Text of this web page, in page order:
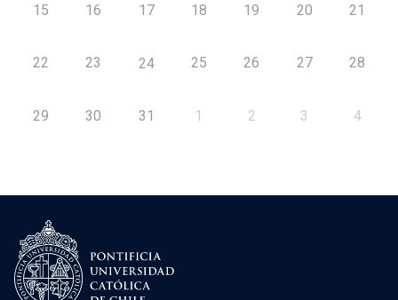
15 16 17 18 19 20 21
22 23 24 25 26 27 28
29 30 31 1 2 3 4